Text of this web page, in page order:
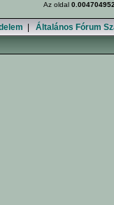
Az oldal
Általános Fórum